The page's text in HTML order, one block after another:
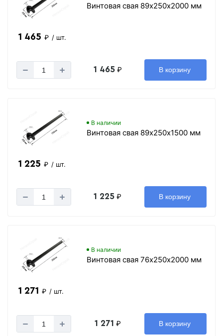
Винтовая свая 89х250х2000 мм
1 465 ₽ / шт.
1 465₽ В корзину
В наличии
Винтовая свая 89х250х1500 мм
1 225 ₽ / шт.
1 225 ₽ В корзину
В наличии
Винтовая свая 76х250х2000 мм
1 271 ₽ / шт.
1 271 ₽ В корзину